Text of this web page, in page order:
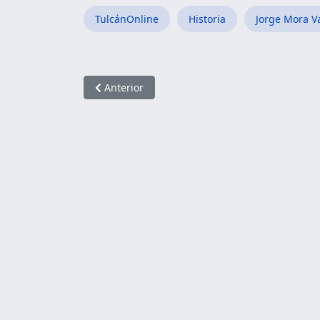
TulcánOnline Historia Jorge Mora
Artículo anterior: LOS GRINGOS YA LA DAN
Anterior